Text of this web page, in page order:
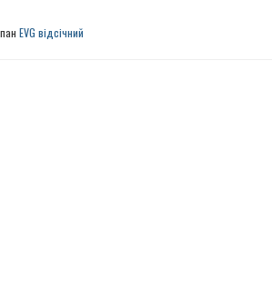
EVG відсічний